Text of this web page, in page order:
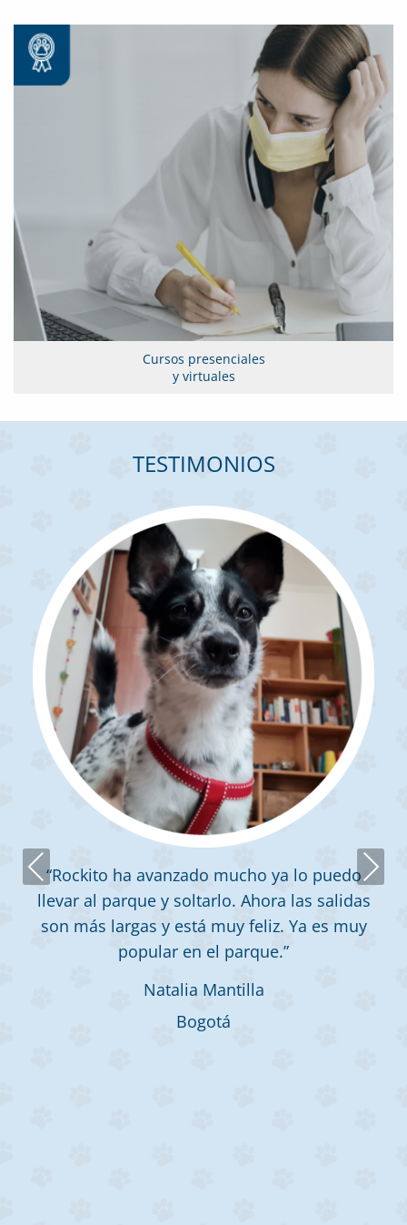
Cursos presenciales
y virtuales
TESTIMONIOS
“Rockito ha avanzado mucho ya lo puedo
llevar al parque y soltarlo. Ahora las salidas
son más largas y está muy feliz. Ya es muy
popular en el parque.”
Natalia Mantilla
Bogotá
Previous Next